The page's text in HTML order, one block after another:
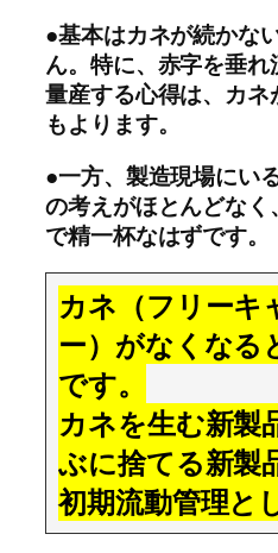
●基本はカネが続かな
ん。特に、赤字を垂
量産する心得は、カ
もよります。
●一方、製造現場にい
の考えがほとんどな
で精一杯なはずです。
カネ（フリーキ
ー）がなくなる
です。
カネを生む新製
ぶに捨てる新製
初期流動管理と